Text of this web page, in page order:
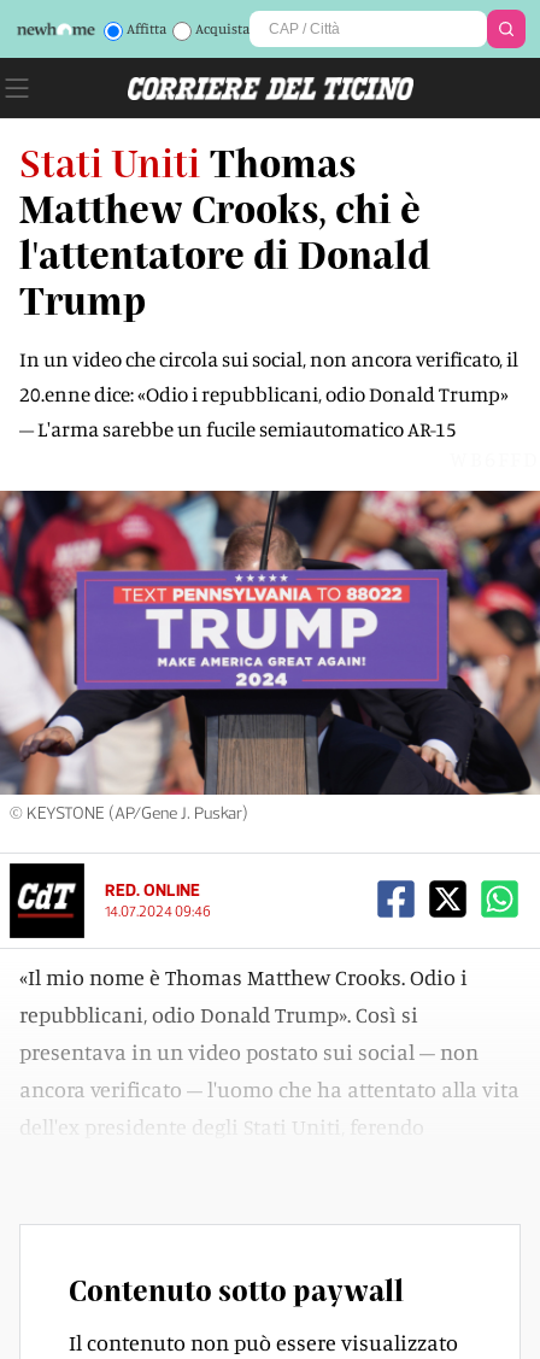
Affitta Acquista
Stati Uniti Thomas
Matthew Crooks, chi è
l'attentatore di Donald
Trump
In un video che circola sui social, non ancora verificato, il
20.enne dice: «Odio i repubblicani, odio Donald Trump»
– L'arma sarebbe un fucile semiautomatico AR-15
© KEYSTONE (AP/Gene J. Puskar)
RED. ONLINE
14.07.2024 09:46
«Il mio nome è Thomas Matthew Crooks. Odio i
repubblicani, odio Donald Trump». Così si
presentava in un video postato sui social – non
ancora verificato – l'uomo che ha attentato alla vita
dell'ex presidente degli Stati Uniti, ferendo
Contenuto sotto paywall
Il contenuto non può essere visualizzato